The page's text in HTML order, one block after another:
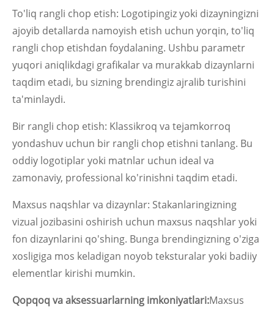
To'liq rangli chop etish: Logotipingiz yoki dizayningizni
ajoyib detallarda namoyish etish uchun yorqin, to'liq
rangli chop etishdan foydalaning. Ushbu parametr
yuqori aniqlikdagi grafikalar va murakkab dizaynlarni
taqdim etadi, bu sizning brendingiz ajralib turishini
ta'minlaydi.
Bir rangli chop etish: Klassikroq va tejamkorroq
yondashuv uchun bir rangli chop etishni tanlang. Bu
oddiy logotiplar yoki matnlar uchun ideal va
zamonaviy, professional ko'rinishni taqdim etadi.
Maxsus naqshlar va dizaynlar: Stakanlaringizning
vizual jozibasini oshirish uchun maxsus naqshlar yoki
fon dizaynlarini qo'shing. Bunga brendingizning o'ziga
xosligiga mos keladigan noyob teksturalar yoki badiiy
elementlar kirishi mumkin.
Qopqoq va aksessuarlarning imkoniyatlari:Maxsus